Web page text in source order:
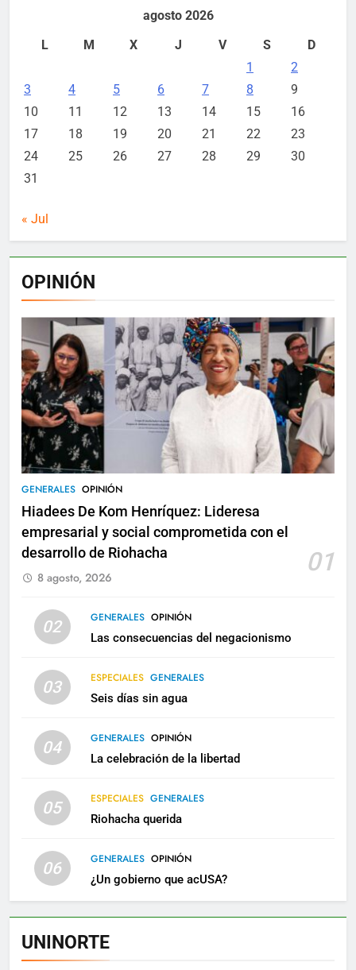
agosto 2026
L
M X J V S
D
1
2
3
4 5 6 7 8
9
10
11 12 13 14 15
16
17
18 19 20 21 22
23
24
25 26 27 28 29
30
31
« Jul
OPINIÓN
GENERALES OPINIÓN
Hiadees De Kom Henríquez: Lideresa
empresarial y social comprometida con el
desarrollo de Riohacha
01
8 agosto, 2026
02 GENERALES OPINIÓN
Las consecuencias del negacionismo
03 ESPECIALES GENERALES
Seis días sin agua
04 GENERALES OPINIÓN
La celebración de la libertad
05 ESPECIALES GENERALES
Riohacha querida
06 GENERALES OPINIÓN
¿Un gobierno que acUSA?
UNINORTE